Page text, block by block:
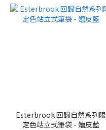
Esterbrook 回歸自然系列限
定色站立式筆袋 - 嬉皮藍